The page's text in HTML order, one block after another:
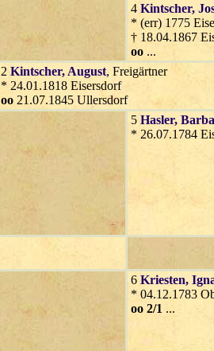
4 Kintscher,
* (err) 1775
† 18.04.1867
oo ...
2 Kintscher, August, Freigärtner
* 24.01.1818 Eisersdorf
oo 21.07.1845 Ullersdorf
5 Hasler,
* 26.07.1784
6 Kriesten,
* 04.12.1783
oo 2/1 ...